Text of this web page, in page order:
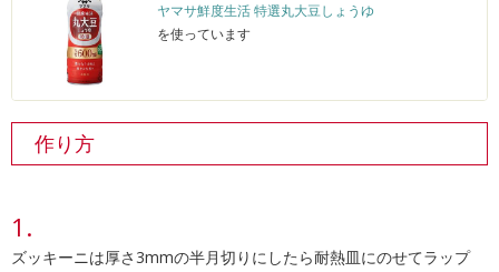
ヤマサ鮮度生活 特選丸大豆しょうゆ
を使っています
作り方
ズッキーニは厚さ3mmの半月切りにしたら耐熱皿にのせてラップ